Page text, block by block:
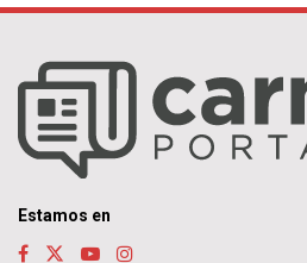
Estamos en